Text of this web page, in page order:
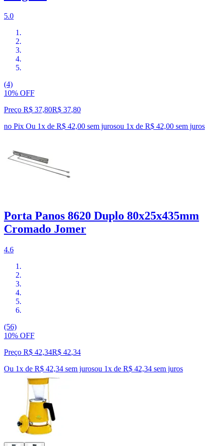
5.0
(4)
10% OFF
Preço R$ 37,80R$ 37,80
no Pix Ou 1x de R$ 42,00 sem jurosou 1x de R$ 42,00 sem juros
Porta Panos 8620 Duplo 80x25x435mm
Cromado Jomer
4.6
(56)
10% OFF
Preço R$ 42,34R$ 42,34
Ou 1x de R$ 42,34 sem jurosou 1x de R$ 42,34 sem juros